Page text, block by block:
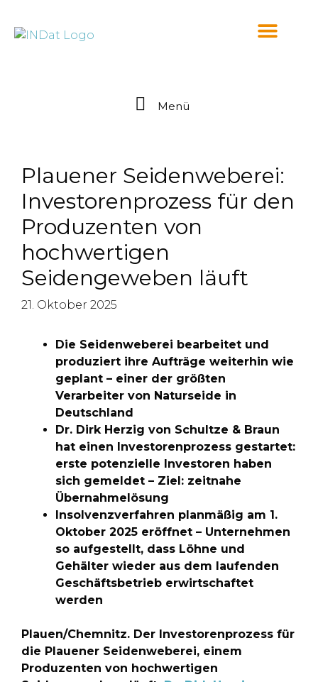
Menü
Plauener Seidenweberei:
Investorenprozess für den
Produzenten von
hochwertigen
Seidengeweben läuft
21. Oktober 2025
Die Seidenweberei bearbeitet und
produziert ihre Aufträge weiterhin wie
geplant – einer der größten
Verarbeiter von Naturseide in
Deutschland
Dr. Dirk Herzig von Schultze & Braun
hat einen Investorenprozess gestartet:
erste potenzielle Investoren haben
sich gemeldet – Ziel: zeitnahe
Übernahmelösung
Insolvenzverfahren planmäßig am 1.
Oktober 2025 eröffnet – Unternehmen
so aufgestellt, dass Löhne und
Gehälter wieder aus dem laufenden
Geschäftsbetrieb erwirtschaftet
werden
Plauen/Chemnitz. Der Investorenprozess für
die Plauener Seidenweberei, einem
Produzenten von hochwertigen